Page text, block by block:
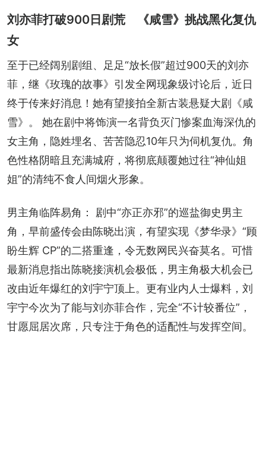
刘亦菲打破900日剧荒 《咸雪》挑战黑化复仇
女
至于已经阔别剧组、足足“放长假”超过900天的刘亦
菲，继《玫瑰的故事》引发全网现象级讨论后，近日
终于传来好消息！她有望接拍全新古装悬疑大剧《咸
雪》。 她在剧中将饰演一名背负灭门惨案血海深仇的
女主角，隐姓埋名、苦苦隐忍10年只为伺机复仇。角
色性格阴暗且充满城府，将彻底颠覆她过往“神仙姐
姐”的清纯不食人间烟火形象。
男主角临阵易角： 剧中“亦正亦邪”的巡盐御史男主
角，早前盛传会由陈晓出演，有望实现《梦华录》“顾
盼生辉 CP”的二搭重逢，令无数网民兴奋莫名。可惜
最新消息指出陈晓接演机会极低，男主角极大机会已
改由近年爆红的刘宇宁顶上。更有业内人士爆料，刘
宇宁今次为了能与刘亦菲合作，完全“不计较番位”，
甘愿屈居次席，只专注于角色的适配性与发挥空间。